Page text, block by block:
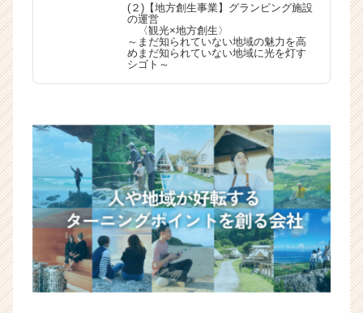
(２)【地方創生事業】グランピング施設
の運営
〈観光×地方創生〉
～まだ知られていない地域の魅力を高
めまだ知られていない地域に光を灯す
シゴト～